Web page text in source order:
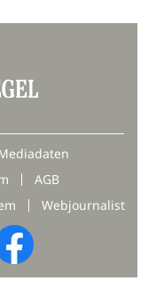
AGB
Webjournalist